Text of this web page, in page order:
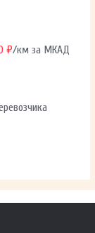
₽/км за МКАД